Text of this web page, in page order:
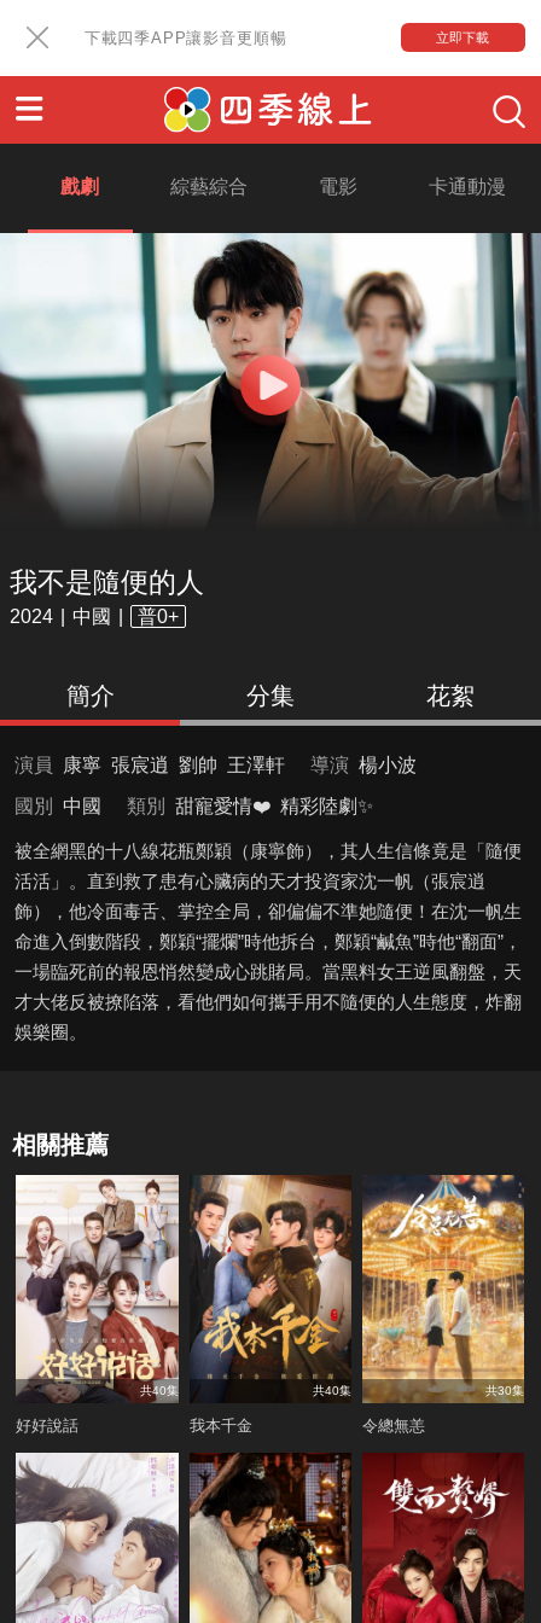
下載四季APP讓影音更順暢 立即下載
戲劇 綜藝綜合 電影 卡通動漫
我不是隨便的人
2024 中國 普0+
簡介 分集 花絮
演員 康寧 張宸逍 劉帥 王澤軒 導演 楊小波
國別
中國 類別 甜寵愛情❤️ 精彩陸劇✨
被全網黑的十八線花瓶鄭穎（康寧飾），其人生信條竟是「隨便
活活」。直到救了患有心臟病的天才投資家沈一帆（張宸逍
飾），他冷面毒舌、掌控全局，卻偏偏不準她隨便！在沈一帆生
命進入倒數階段，鄭穎“擺爛”時他拆台，鄭穎“鹹魚”時他“翻面”，
一場臨死前的報恩悄然變成心跳賭局。當黑料女王逆風翻盤，天
才大佬反被撩陷落，看他們如何攜手用不隨便的人生態度，炸翻
娛樂圈。
相關推薦
共40集
好好說話
共40集
我本千金
共30集
令總無恙